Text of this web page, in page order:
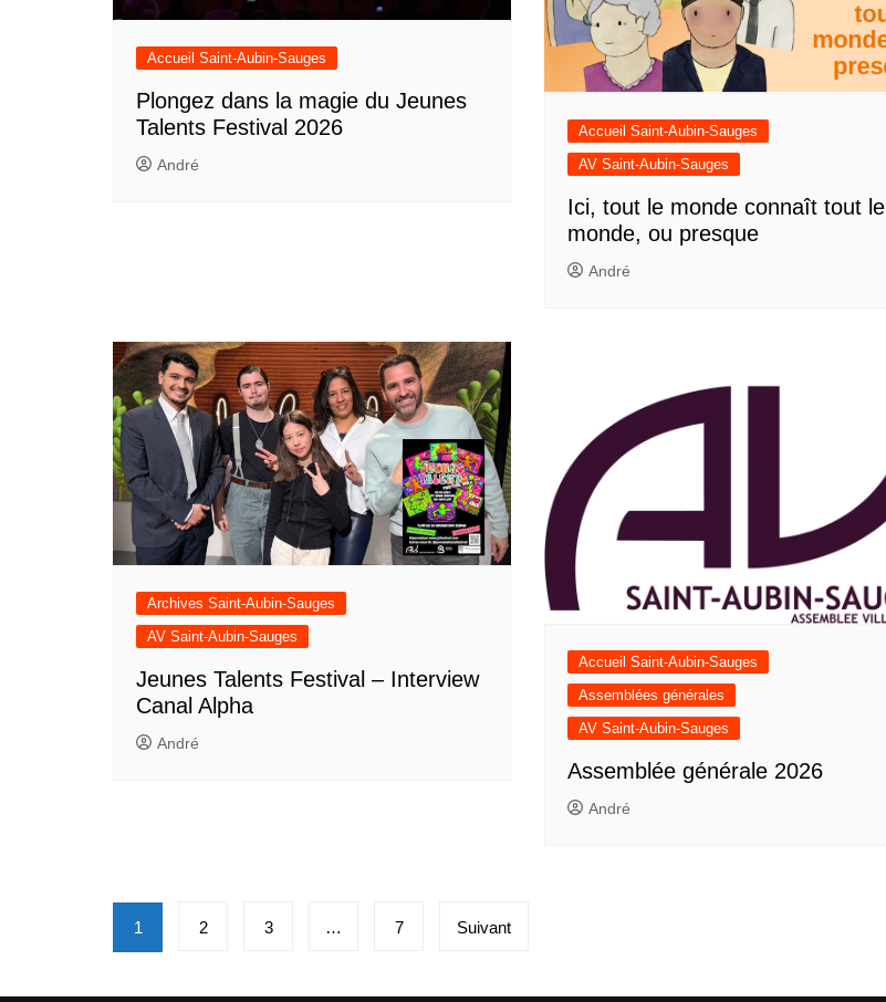
Accueil Saint-Aubin-Sauges
Plongez dans la magie du Jeunes
Talents Festival 2026
André
Accueil Saint-Aubin-Sauges
AV Saint-Aubin-Sauges
Ici, tout le monde connaît tout le
monde, ou presque
André
Archives Saint-Aubin-Sauges
AV Saint-Aubin-Sauges
Jeunes Talents Festival – Interview
Canal Alpha
André
Accueil Saint-Aubin-Sauges
Assemblées générales
AV Saint-Aubin-Sauges
Assemblée générale 2026
André
Pagination
des
1 2 3 … 7 Suivant